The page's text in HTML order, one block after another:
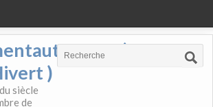
(
)
siècle
de